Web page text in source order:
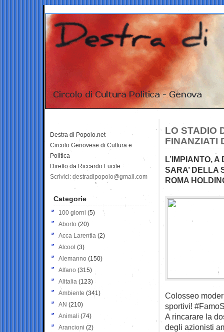
LO STADIO
FINANZIATI
L’IMPIANTO,
SARA’ DELLA
ROMA
Colosseo
sportivi!
A rincarare la
degli azionisti
Destra di Popolo.net
Circolo Genovese di Cultura e
Politica
Diretto da Riccardo Fucile
Scrivici: destradipopolo@gmail.com
Categorie
100 giorni (5)
Aborto (20)
Acca Larentia (2)
Alcool (3)
Alemanno (150)
Alfano (315)
Alitalia (123)
Ambiente (341)
AN (210)
Animali (74)
Arancioni (2)